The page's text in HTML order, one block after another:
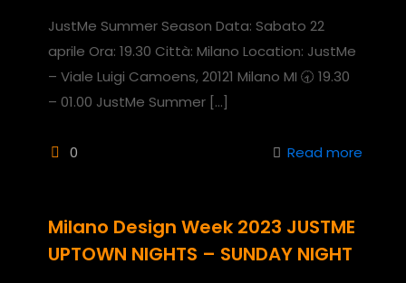
JustMe Summer Season Data: Sabato 22
aprile Ora: 19.30 Città: Milano Location: JustMe
– Viale Luigi Camoens, 20121 Milano MI 🕣 19.30
– 01.00 JustMe Summer […]
0 Read more
Milano Design Week 2023 JUSTME
UPTOWN NIGHTS – SUNDAY NIGHT